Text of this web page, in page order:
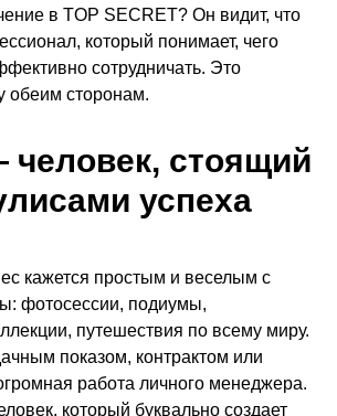
в TOP SECRET? Он видит, что
который понимает, чего
сотрудничать. Это
обеим сторонам.
человек, стоящий
успеха
кажется простым и веселым с
фотосессии, подиумы,
путешествия по всему миру.
показом, контрактом или
работа личного менеджера.
который буквально создает